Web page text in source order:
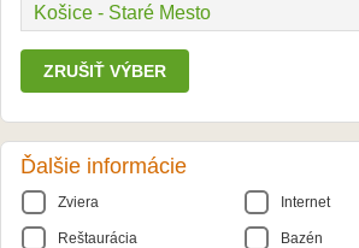
Košice - Staré Mesto
ZRUŠIŤ VÝBER
Ďalšie informácie
Zviera Internet
Reštaurácia Bazén